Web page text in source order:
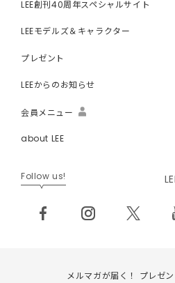
LEE創刊40周年スペシャルサイト
LEEモデルズ＆キャラクター
プレゼント
LEEからのお知らせ
会員メニュー
about LEE
Follow us!
メルマガが届く！ プレゼ